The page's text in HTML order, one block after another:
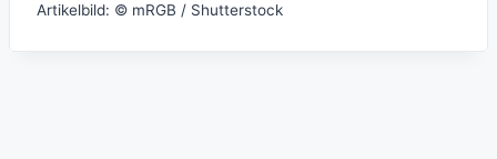
Artikelbild: © mRGB / Shutterstock